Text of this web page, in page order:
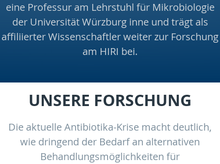
eine Professur am Lehrstuhl für Mikrobiologie
der Universität Würzburg inne und trägt als
affiliierter Wissenschaftler weiter zur Forschung
am HIRI bei.
UNSERE FORSCHUNG
Die aktuelle Antibiotika-Krise macht deutlich,
wie dringend der Bedarf an alternativen
Behandlungsmöglichkeiten für